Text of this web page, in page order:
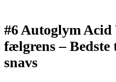
#6 Autoglym Acid
fælgrens –
snavs